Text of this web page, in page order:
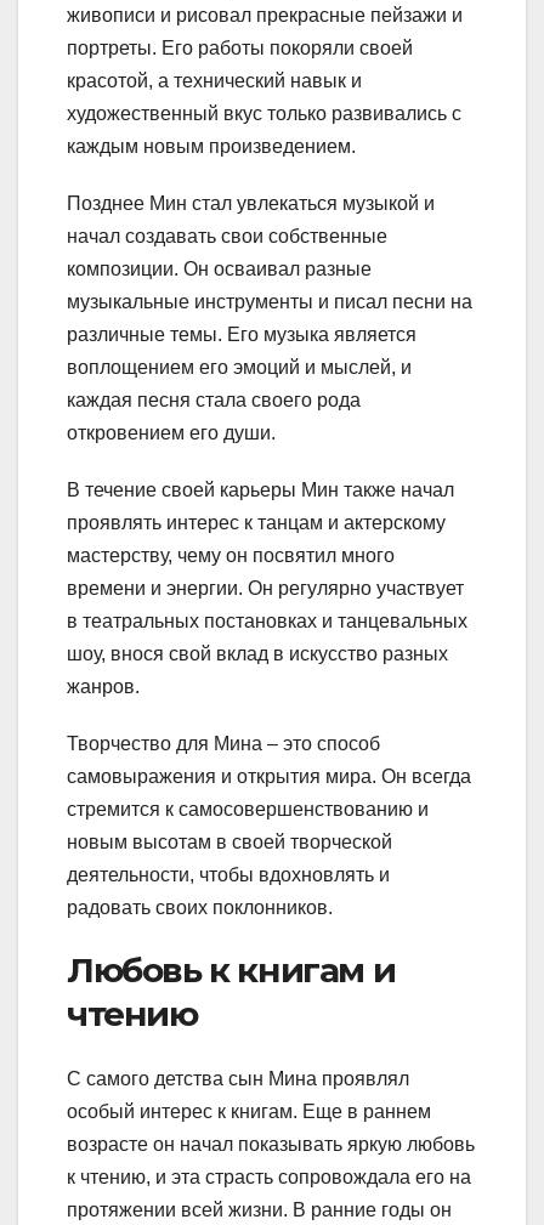
живописи и рисовал прекрасные пейзажи и
портреты. Его работы покоряли своей
красотой, а технический навык и
художественный вкус только развивались с
каждым новым произведением.
Позднее Мин стал увлекаться музыкой и
начал создавать свои собственные
композиции. Он осваивал разные
музыкальные инструменты и писал песни на
различные темы. Его музыка является
воплощением его эмоций и мыслей, и
каждая песня стала своего рода
откровением его души.
В течение своей карьеры Мин также начал
проявлять интерес к танцам и актерскому
мастерству, чему он посвятил много
времени и энергии. Он регулярно участвует
в театральных постановках и танцевальных
шоу, внося свой вклад в искусство разных
жанров.
Творчество для Мина – это способ
самовыражения и открытия мира. Он всегда
стремится к самосовершенствованию и
новым высотам в своей творческой
деятельности, чтобы вдохновлять и
радовать своих поклонников.
Любовь к книгам и
чтению
С самого детства сын Мина проявлял
особый интерес к книгам. Еще в раннем
возрасте он начал показывать яркую любовь
к чтению, и эта страсть сопровождала его на
протяжении всей жизни. В ранние годы он